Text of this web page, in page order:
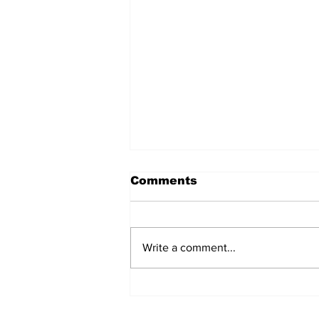
Comments
Write a comment...